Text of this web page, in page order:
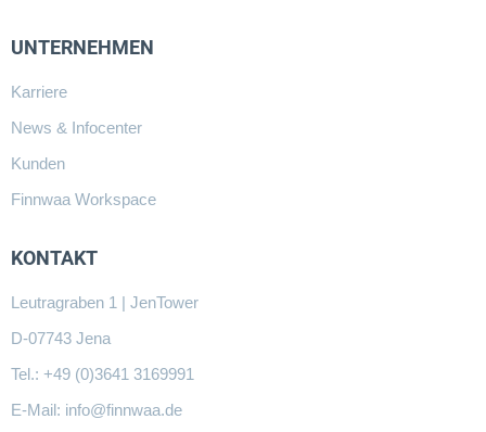
UNTERNEHMEN
Karriere
News & Infocenter
Kunden
Finnwaa Workspace
KONTAKT
Leutragraben 1 | JenTower
D-07743 Jena
Tel.: +49 (0)3641 3169991
E-Mail: info@finnwaa.de